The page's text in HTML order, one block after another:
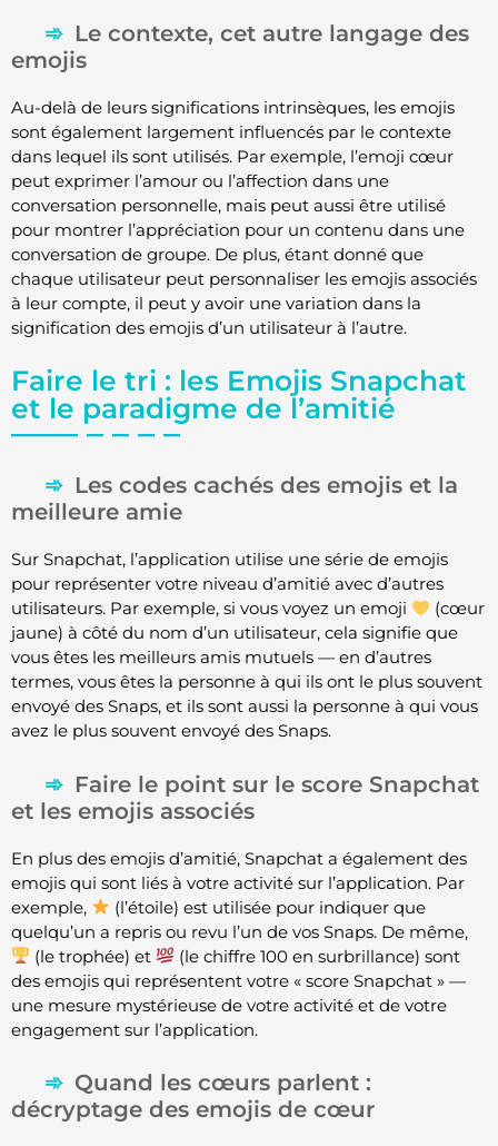
Le contexte, cet autre langage des
emojis
Au-delà de leurs significations intrinsèques, les emojis
sont également largement influencés par le contexte
dans lequel ils sont utilisés. Par exemple, l’emoji cœur
peut exprimer l’amour ou l’affection dans une
conversation personnelle, mais peut aussi être utilisé
pour montrer l’appréciation pour un contenu dans une
conversation de groupe. De plus, étant donné que
chaque utilisateur peut personnaliser les emojis associés
à leur compte, il peut y avoir une variation dans la
signification des emojis d’un utilisateur à l’autre.
Faire le tri : les Emojis Snapchat
et le paradigme de l’amitié
Les codes cachés des emojis et la
meilleure amie
Sur Snapchat, l’application utilise une série de emojis
pour représenter votre niveau d’amitié avec d’autres
utilisateurs. Par exemple, si vous voyez un emoji
(cœur
jaune) à côté du nom d’un utilisateur, cela signifie que
vous êtes les meilleurs amis mutuels — en d’autres
termes, vous êtes la personne à qui ils ont le plus souvent
envoyé des Snaps, et ils sont aussi la personne à qui vous
avez le plus souvent envoyé des Snaps.
Faire le point sur le score Snapchat
et les emojis associés
En plus des emojis d’amitié, Snapchat a également des
emojis qui sont liés à votre activité sur l’application. Par
exemple,
(l’étoile) est utilisée pour indiquer que
quelqu’un a repris ou revu l’un de vos Snaps. De même,
(le trophée) et
(le chiffre 100 en surbrillance) sont
des emojis qui représentent votre « score Snapchat » —
une mesure mystérieuse de votre activité et de votre
engagement sur l’application.
Quand les cœurs parlent :
décryptage des emojis de cœur